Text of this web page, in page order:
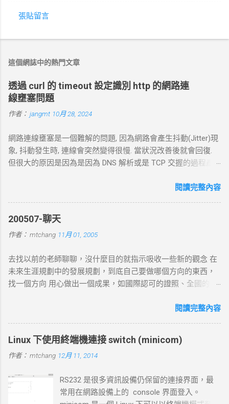
言
張貼留言
這個網誌中的熱門文章
透過 curl 的 timeout 設定識別 http 的網路連
線壅塞問題
作者： jangmt 10月 28, 2024
網路連線壅塞是一個難解的問題, 因為網路會產生抖動(Jitter)現
象, 抖動發生時, 連線會突然變得很慢. 當狀況改善後就會回復.
但很大的原因是因為是因為 DNS 解析或是 TCP 交握的過程產
以下幾個主要步驟： 1. DNS 查詢 目標 ：解析主機名 (如
進行查詢，獲取目標伺服器的 IP 地址。 結果 ：若查詢成功，
返回 IP 地址， curl 將繼續下一步。若查詢失敗， curl 則返回
DNS 錯誤並中止。 2. TCP 三向交握 (Three-Way Handshake) 目
核發送一個 SYN 封包，目標伺服器回應 SYN-ACK ，然後 curl
返回 ACK 完成三向交握，建立起 TCP 連線。 結果 ：若在 --
connect-timeout 設定時間內未完成三向交握，則連線失敗並返
HTTP 請求，根據 URL 設定不同的請求方法（如 GET 、 POST
）。 過程 ： curl 構建 HTTP 請求標頭並附加任何所需的數據
（如表單數據），然後通過已建立的 TCP 連線將請求發送到伺
服器。 結果 ：伺服器接收請求並準備回應，若過程中出現網路
問題，則請求可能中止或失敗。 4. 伺服器處理請求並返回回應
容。 過程 ：伺服器確認請求內容後，由 HTTP 伺服器（如
httpd ）根據需求（例如讀取靜態文件或調用後端服務）生成回
閱讀完整內容
200507-聊天
作者： mtchang 11月 01, 2005
去找以前的老師聊聊，沒什麼目的就指示吸收一些新的觀念 在
未來生涯規劃中的發展規劃，到底自己要做哪個方向的東西，
找一個方向 用心做出一個成果，如國際認可的證照、全國的比
路。以目前技術而言要就做最大最廣，否則 就做最小最少，避
X-windows上程式的開發： http://www.wxwidgets.org/
http://tavi.debian.org.tw/index.php?page=wxWindows * 使用
Java在嵌入式系統上的開發 當然如果在學習過程中，有好的工
等著我去讀，但好的工作不是常常有的，一定要把握住好的機
閱讀完整內容
Linux 下使用終端機連接 switch (minicom)
作者： mtchang 12月 11, 2014
RS232 是很多資訊設備仍保留的連接界面，最
常用在網路設備上的 console 界面登入。